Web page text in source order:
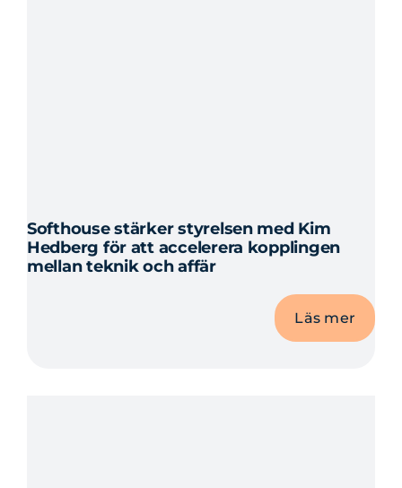
Softhouse stärker styrelsen med Kim
Hedberg för att accelerera kopplingen
mellan teknik och affär
Läs mer